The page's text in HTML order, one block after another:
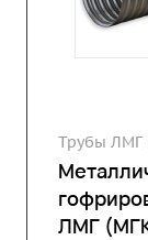
Трубы ЛМГ
ЛМГ